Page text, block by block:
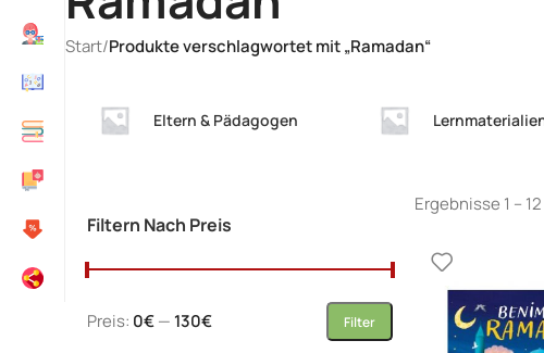
Start/Produkte verschlagwortet mit „Ramadan“
Eltern & Pädagogen
Filtern Nach Preis
Filter
Preis: 0€— 130€
Ergebnisse 1 –